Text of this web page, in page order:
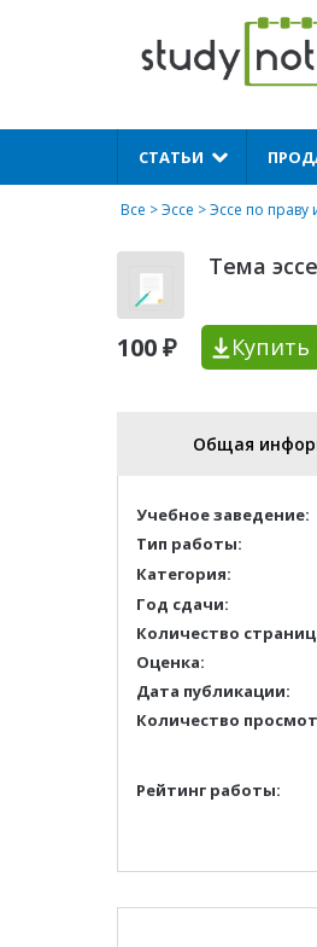
СТАТЬИ
Все >Эссе >Эссе по
Тема
100 ₽ Купить
Общая
Учебное заведение:
Тип работы:
Категория:
Год сдачи:
Количество
Оценка:
Дата публикации:
Количество
Рейтинг работы: